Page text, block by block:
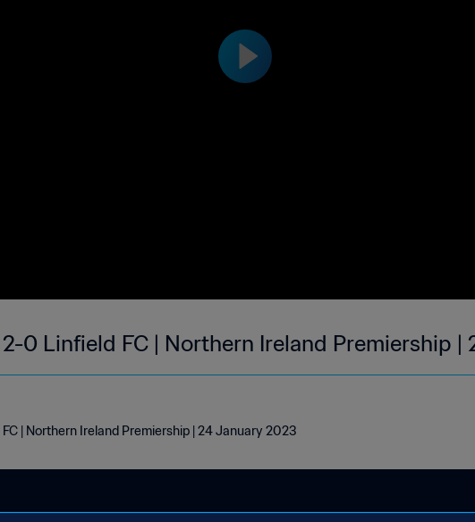
0 Linfield FC | Northern Ireland Premiership |
| Northern Ireland Premiership | 24 January 2023